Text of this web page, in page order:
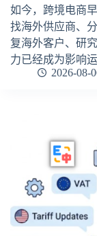
如今，跨境电商
找海外供应商、
复海外客户、研
力已经成为影响
2026-08-